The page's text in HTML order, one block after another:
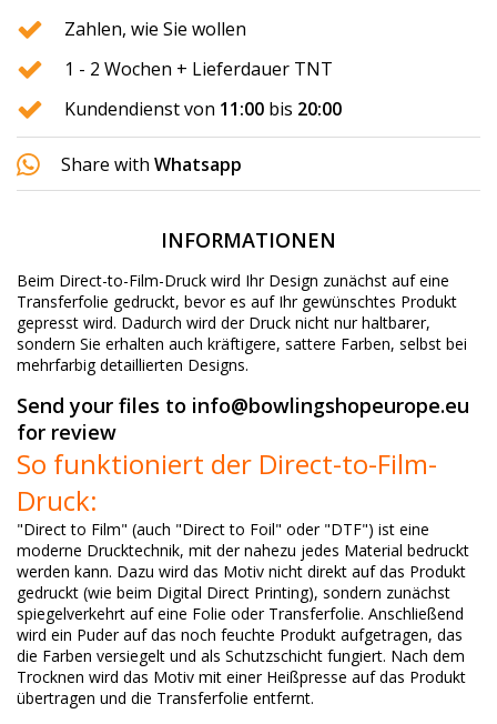
Zahlen, wie Sie wollen
1 - 2 Wochen + Lieferdauer TNT
Kundendienst von 11:00 bis 20:00
Share with Whatsapp
INFORMATIONEN
Beim Direct-to-Film-Druck wird Ihr Design zunächst auf eine
Transferfolie gedruckt, bevor es auf Ihr gewünschtes Produkt
gepresst wird. Dadurch wird der Druck nicht nur haltbarer,
sondern Sie erhalten auch kräftigere, sattere Farben, selbst bei
mehrfarbig detaillierten Designs.
Send your files to info@bowlingshopeurope.eu
for review
So funktioniert der Direct-to-Film-
Druck:
"Direct to Film" (auch "Direct to Foil" oder "DTF") ist eine
moderne Drucktechnik, mit der nahezu jedes Material bedruckt
werden kann. Dazu wird das Motiv nicht direkt auf das Produkt
gedruckt (wie beim Digital Direct Printing), sondern zunächst
spiegelverkehrt auf eine Folie oder Transferfolie. Anschließend
wird ein Puder auf das noch feuchte Produkt aufgetragen, das
die Farben versiegelt und als Schutzschicht fungiert. Nach dem
Trocknen wird das Motiv mit einer Heißpresse auf das Produkt
übertragen und die Transferfolie entfernt.